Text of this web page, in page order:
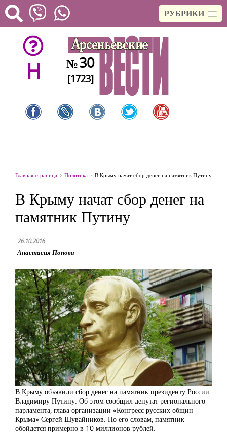
РУБРИКИ
H №30
[1723]
Главная страница Политика В Крыму начат сбор денег на памятник Путину
В Крыму начат сбор денег на
памятник Путину
26.10.2016
Анастасия Попова
В Крыму объявили сбор денег на памятник президенту России
Владимиру Путину. Об этом сообщил депутат регионального
парламента, глава организации «Конгресс русских общин
Крыма» Сергей Шувайников. По его словам, памятник
обойдется примерно в 10 миллионов рублей.